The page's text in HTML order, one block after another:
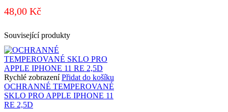
48,00 Kč
Související produkty
Rychlé zobrazení Přidat do košíku
OCHRANNÉ TEMPEROVANÉ
SKLO PRO APPLE IPHONE 11
RE 2,5D